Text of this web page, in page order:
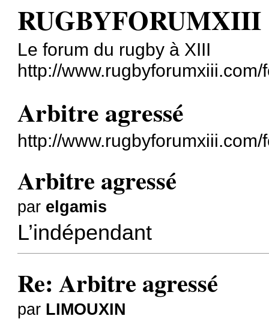
RUGBYFORUMXIII
Le forum du rugby à XIII
http://www.rugbyforumxiii.com/
Arbitre agressé
http://
Arbitre agressé
par elgamis
L’indépendant
Re: Arbitre agressé
par LIMOUXIN